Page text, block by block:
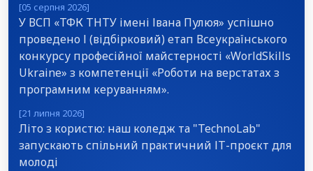
[05 серпня 2026]
У ВСП «ТФК ТНТУ імені Івана Пулюя» успішно
проведено І (відбірковий) етап Всеукраїнського
конкурсу професійної майстерності «WorldSkills
Ukraine» з компетенції «Роботи на верстатах з
програмним керуванням».
[21 липня 2026]
Літо з користю: наш коледж та "TechnoLab"
запускають спільний практичний ІТ-проєкт для
молоді